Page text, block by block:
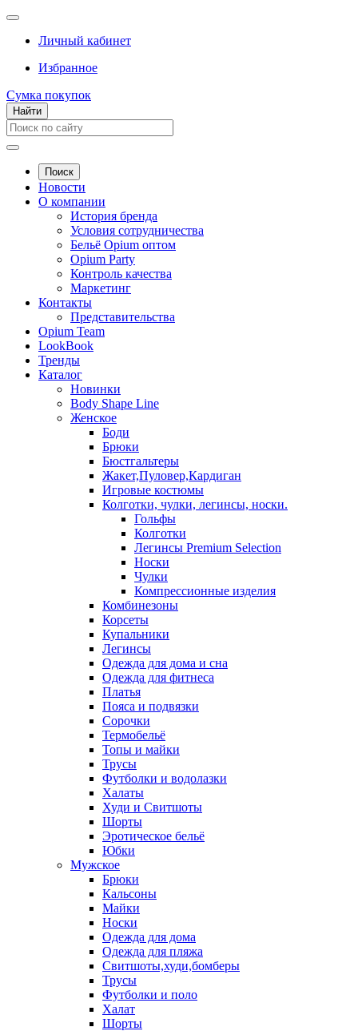
Личный кабинет
Избранное
Сумка покупок
Найти
Поиск
Новости
О компании
История бренда
Условия сотрудничества
Бельё Opium оптом
Opium Party
Контроль качества
Маркетинг
Контакты
Представительства
Opium Team
LookBook
Тренды
Каталог
Новинки
Body Shape Line
Женское
Боди
Брюки
Бюстгальтеры
Жакет,Пуловер,Кардиган
Игровые костюмы
Колготки, чулки, легинсы, носки.
Гольфы
Колготки
Легинсы Premium Selection
Носки
Чулки
Компрессионные изделия
Комбинезоны
Корсеты
Купальники
Легинсы
Одежда для дома и сна
Одежда для фитнеса
Платья
Пояса и подвязки
Сорочки
Термобельё
Топы и майки
Трусы
Футболки и водолазки
Халаты
Худи и Свитшоты
Шорты
Эротическое бельё
Юбки
Мужское
Брюки
Кальсоны
Майки
Носки
Одежда для дома
Одежда для пляжа
Свитшоты,худи,бомберы
Трусы
Футболки и поло
Халат
Шорты